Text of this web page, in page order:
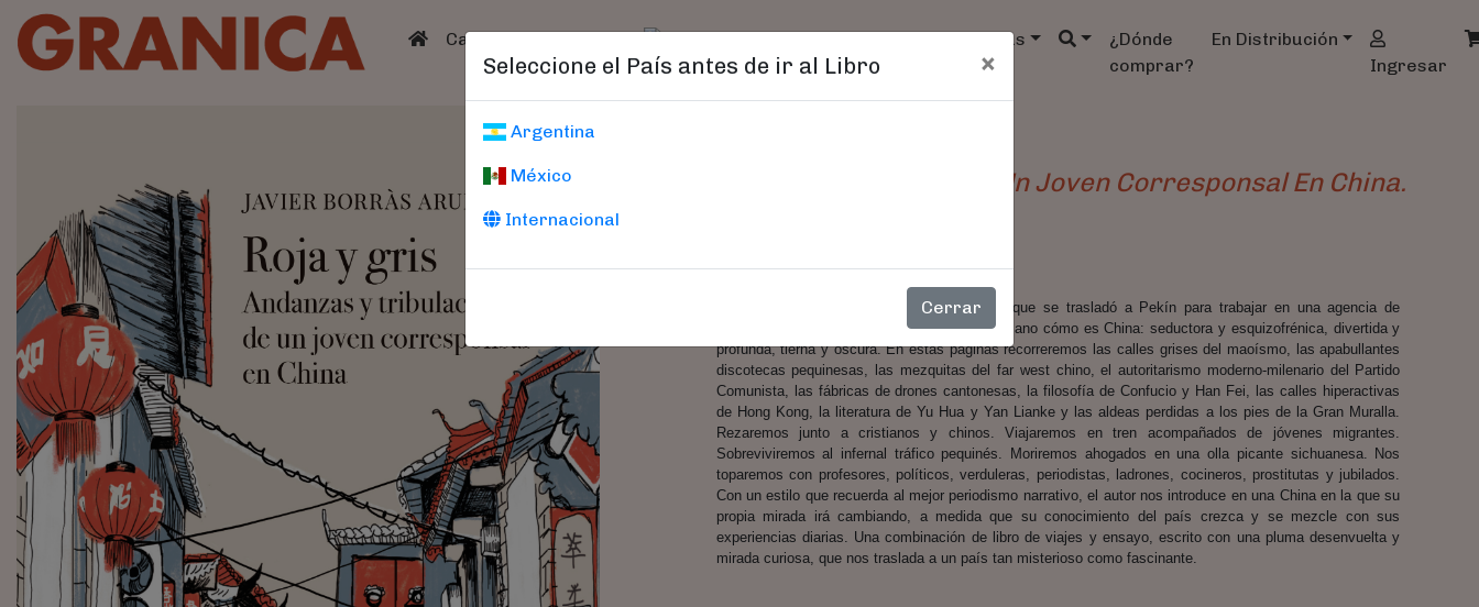
(current)
Catálogo Catálogo Agendas
¿Dónde
comprar?
En Distribución
Ingresar
Seleccione el País antes de ir al Libro ×
Argentina
México
Internacional
Cerrar
Andanzas Y Tribulaciones De Un Joven Corresponsal En China.
Javier Borràs Arumí es un joven periodista que se trasladó a Pekín para trabajar en una agencia de
noticias española. Allí descubrió de primera mano cómo es China: seductora y esquizofrénica, divertida y
profunda, tierna y oscura. En estas páginas recorreremos las calles grises del maoísmo, las apabullantes
discotecas pequinesas, las mezquitas del far west chino, el autoritarismo moderno-milenario del Partido
Comunista, las fábricas de drones cantonesas, la filosofía de Confucio y Han Fei, las calles hiperactivas
de Hong Kong, la literatura de Yu Hua y Yan Lianke y las aldeas perdidas a los pies de la Gran Muralla.
Rezaremos junto a cristianos y chinos. Viajaremos en tren acompañados de jóvenes migrantes.
Sobreviviremos al infernal tráfico pequinés. Moriremos ahogados en una olla picante sichuanesa. Nos
toparemos con profesores, políticos, verduleras, periodistas, ladrones, cocineros, prostitutas y jubilados.
Con un estilo que recuerda al mejor periodismo narrativo, el autor nos introduce en una China en la que su
propia mirada irá cambiando, a medida que su conocimiento del país crezca y se mezcle con sus
experiencias diarias. Una combinación de libro de viajes y ensayo, escrito con una pluma desenvuelta y
mirada curiosa, que nos traslada a un país tan misterioso como fascinante.